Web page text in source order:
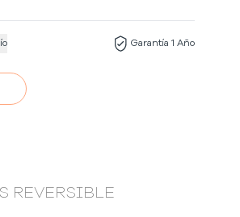
Garantía 1 Año
REVERSIBLE